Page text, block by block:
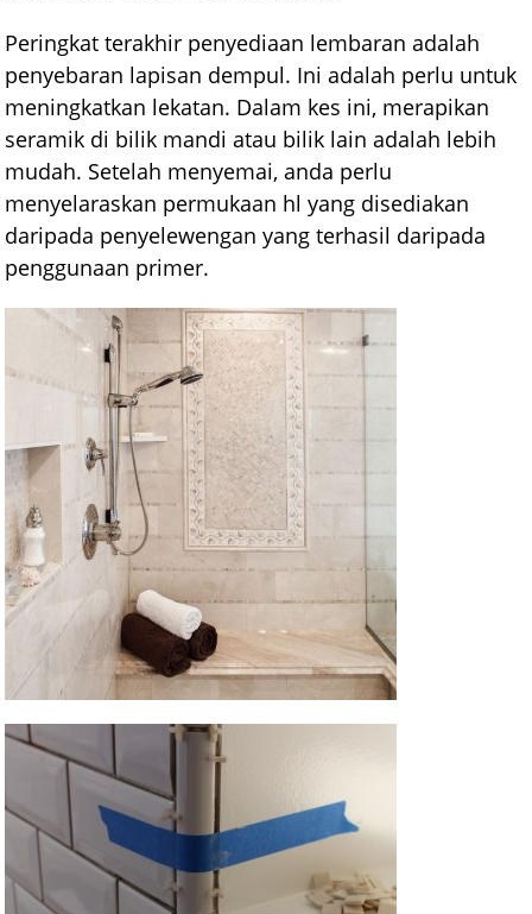
Peringkat terakhir penyediaan lembaran adalah
penyebaran lapisan dempul. Ini adalah perlu untuk
meningkatkan lekatan. Dalam kes ini, merapikan
seramik di bilik mandi atau bilik lain adalah lebih
mudah. Setelah menyemai, anda perlu
menyelaraskan permukaan hl yang disediakan
daripada penyelewengan yang terhasil daripada
penggunaan primer.